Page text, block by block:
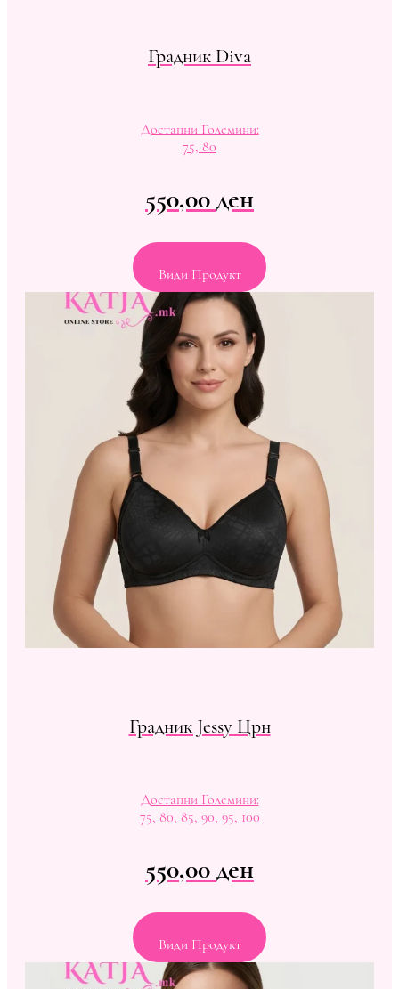
Градник Diva
Достапни Големини:
75, 80
550,00ден
Види Продукт
Градник Jessy Црн
Достапни Големини:
75, 80, 85, 90, 95, 100
550,00ден
Види Продукт